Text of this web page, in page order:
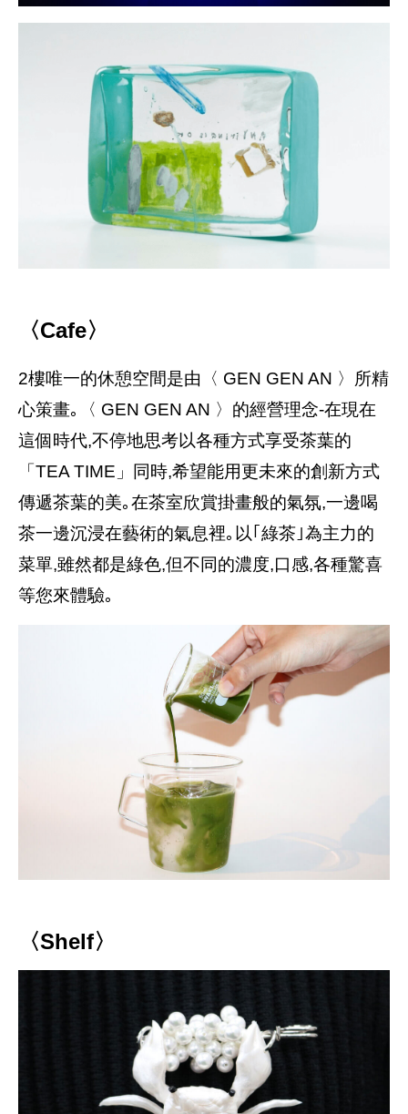
〈Cafe〉
2樓唯一的休憩空間是由〈 GEN GEN AN 〉所精
心策畫｡〈 GEN GEN AN 〉的經營理念-在現在
這個時代,不停地思考以各種方式享受茶葉的
「TEA TIME」同時,希望能用更未來的創新方式
傳遞茶葉的美｡在茶室欣賞掛畫般的氣氛,一邊喝
茶一邊沉浸在藝術的氣息裡｡以｢綠茶｣為主力的
菜單,雖然都是綠色,但不同的濃度,口感,各種驚喜
等您來體驗｡
〈Shelf〉